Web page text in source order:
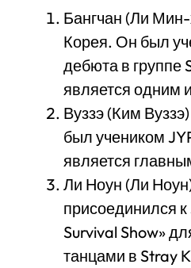
Бангчан (Ли
Корея. Он был
дебюта в группе
является одним
Вуззэ (Ким
был учеником
является
Ли Ноун (Ли
присоединился
Survival Show»
танцами в Stray